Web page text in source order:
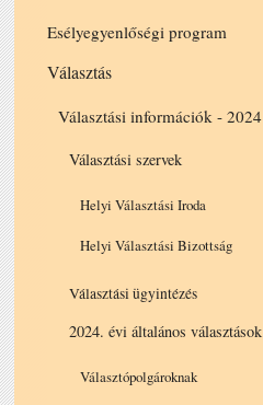
Esélyegyenlőségi program
Választás
Választási információk - 2024
Választási szervek
Helyi Választási Iroda
Helyi Választási Bizottság
Választási ügyintézés
2024. évi általános választások
Választópolgároknak